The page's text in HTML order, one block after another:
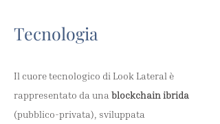
Tecnologia
Il cuore tecnologico di Look Lateral è
rappresentato da una blockchain ibrida
(pubblico-privata), sviluppata